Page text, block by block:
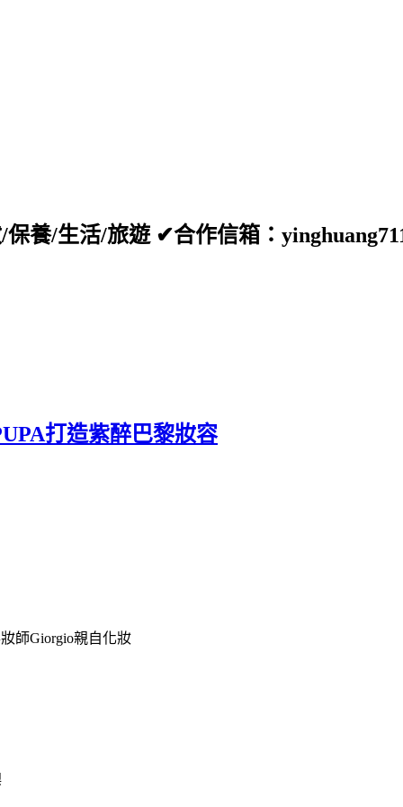
養/生活/旅遊 ✔合作信箱：
打造紫醉巴黎妝容
師Giorgio親自化妝